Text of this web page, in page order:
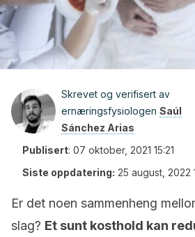
Skrevet og verifisert av
ernæringsfysiologen Saúl
Sánchez Arias
Publisert: 07 oktober, 2021 15:21
Siste oppdatering: 25 august, 2022
Er det noen sammenheng
slag? Et sunt kosthold kan